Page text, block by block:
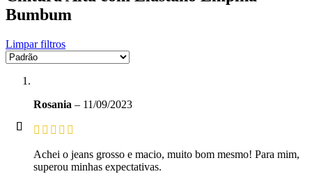
Bumbum
Limpar filtros
Rosania – 11/09/2023
Achei o jeans grosso e macio, muito bom mesmo! Para mim,
superou minhas expectativas.